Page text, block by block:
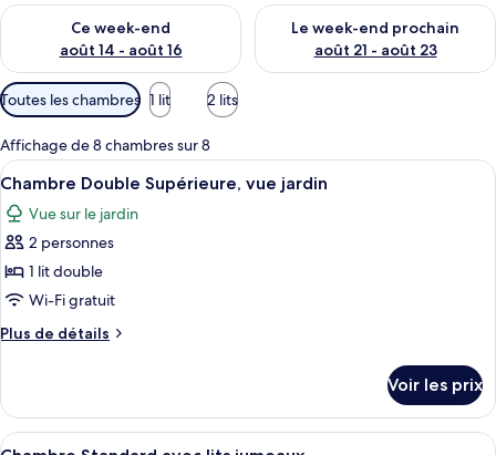
Ce week-end
août 14 - août 16
Vérifier la disponibilité pour ce week-end août 14 - août 16
Le week-end prochain
août 21 - août 23
Vérifier la disponibilité pour
Filtres
disponibles
pour
les
chambres
Toutes les chambres 1 lit 2 lits
Affichage de 8 chambres sur 8
Afficher
toutes
les
photos
pour
ce
type
de
Chambre
Double
Chambre Double Supérieure, vue
4
Chambre Double Supérieure, vue jardin
Vue sur le jardin
2 personnes
1 lit double
Wi-Fi gratuit
Plus de détails
Plus
le
type
Voir les prix
Afficher
Chambre Standard avec lits